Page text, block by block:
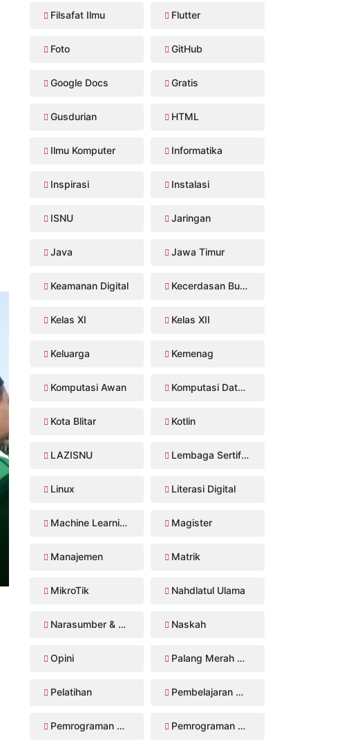
Filsafat Ilmu Flutter
Foto GitHub
Google Docs Gratis
Gusdurian HTML
Ilmu Komputer Informatika
Inspirasi Instalasi
ISNU Jaringan
Java Jawa Timur
Keamanan Digital Kecerdasan Buatan
Kelas XI Kelas XII
Keluarga Kemenag
Komputasi Awan Komputasi Data Sains
Kota Blitar Kotlin
LAZISNU Lembaga Sertifikasi Profesi
Linux Literasi Digital
Machine Learning Magister
Manajemen Matrik
MikroTik Nahdlatul Ulama
Narasumber & Trainer Naskah
Opini Palang Merah Remaja
Pelatihan Pembelajaran Mendalam
Pemrograman Perangkat Bergerak Pemrograman Web